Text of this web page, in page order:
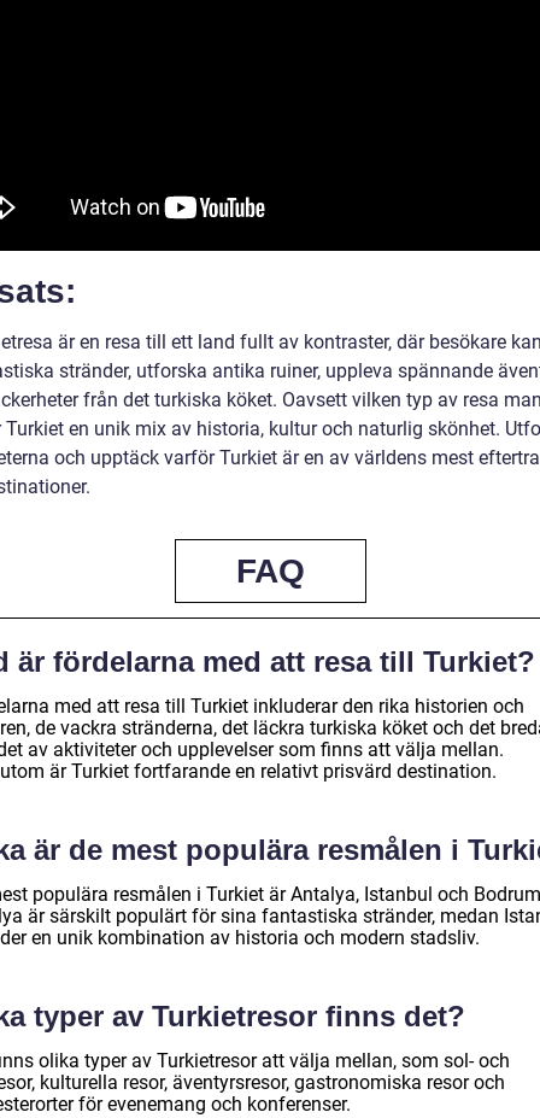
är en resa till ett land fullt av kontraster, där besökare
stränder, utforska antika ruiner, uppleva spännande
från det turkiska köket. Oavsett vilken typ av resa
Turkiet en unik mix av historia, kultur och naturlig skönhet.
och upptäck varför Turkiet är en av världens mest
FAQ
är fördelarna med att resa till Turkiet?
med att resa till Turkiet inkluderar den rika historien och
de vackra stränderna, det läckra turkiska köket och det
av aktiviteter och upplevelser som finns att välja mellan.
är Turkiet fortfarande en relativt prisvärd destination.
är de mest populära resmålen i
populära resmålen i Turkiet är Antalya, Istanbul och
är särskilt populärt för sina fantastiska stränder, medan
en unik kombination av historia och modern stadsliv.
typer av Turkietresor finns det?
olika typer av Turkietresor att välja mellan, som sol- och
kulturella resor, äventyrsresor, gastronomiska resor och
för evenemang och konferenser.